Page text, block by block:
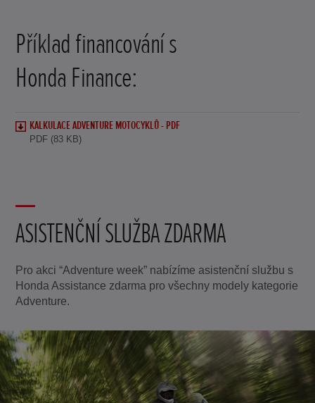
Příklad financování s
Honda Finance:
KALKULACE ADVENTURE MOTOCYKLŮ - PDF
PDF (83 KB)
ASISTENČNÍ SLUŽBA ZDARMA
Pro akci “Adventure week” nabízíme asistenční službu s
Honda Assistance zdarma pro všechny modely kategorie
Adventure.